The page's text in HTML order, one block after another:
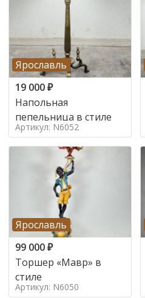
Ярославль
19 000₽
Напольная
пепельница в стиле
Артикул: N6052
Ярославль
99 000₽
Торшер «Мавр» в
стиле
Артикул: N6050